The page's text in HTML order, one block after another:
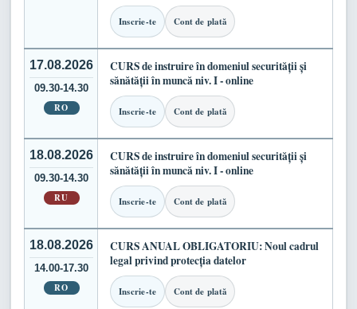
Inscrie-te Cont de plată
17.08.2026
09.30-14.30
RO
CURS de instruire în domeniul securității și
sănătății în muncă niv. I - online
Inscrie-te Cont de plată
18.08.2026
09.30-14.30
RU
CURS de instruire în domeniul securității și
sănătății în muncă niv. I - online
Inscrie-te Cont de plată
18.08.2026
14.00-17.30
RO
CURS ANUAL OBLIGATORIU: Noul cadrul
legal privind protecția datelor
Inscrie-te Cont de plată